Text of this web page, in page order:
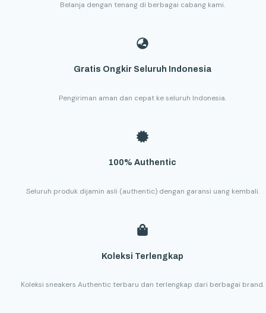
Belanja dengan tenang di berbagai cabang kami.
Gratis Ongkir Seluruh Indonesia
Pengiriman aman dan cepat ke seluruh Indonesia.
100% Authentic
Seluruh produk dijamin asli (authentic) dengan garansi uang kembali.
Koleksi Terlengkap
Koleksi sneakers Authentic terbaru dan terlengkap dari berbagai brand.